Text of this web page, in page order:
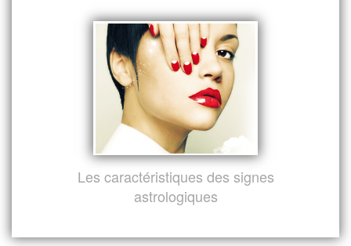
Les caractéristiques des signes
astrologiques